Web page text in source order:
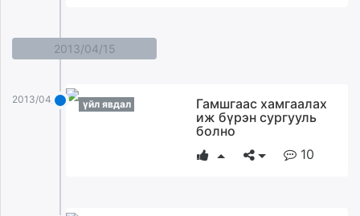
2013/04/15
2013/04/15 үйл явдал
Гамшгаас хамгаалах
иж бүрэн сургууль
болно
10